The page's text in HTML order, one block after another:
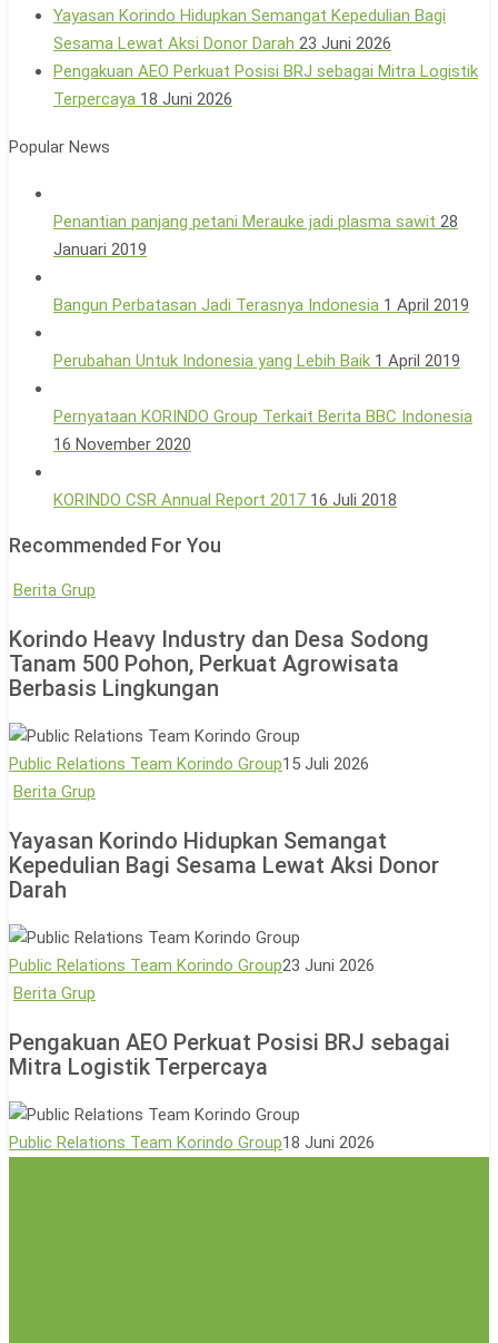
Yayasan Korindo Hidupkan Semangat Kepedulian Bagi
Sesama Lewat Aksi Donor Darah 23 Juni 2026
Pengakuan AEO Perkuat Posisi BRJ sebagai Mitra Logistik
Terpercaya 18 Juni 2026
Popular News
Penantian panjang petani Merauke jadi plasma sawit 28
Januari 2019
Bangun Perbatasan Jadi Terasnya Indonesia 1 April 2019
Perubahan Untuk Indonesia yang Lebih Baik 1 April 2019
Pernyataan KORINDO Group Terkait Berita BBC Indonesia
16 November 2020
KORINDO CSR Annual Report 2017 16 Juli 2018
Recommended For You
Berita Grup
Industry
dan
Desa
Sodong
Tanam
Perkuat
Agrowisata
Korindo Heavy Industry dan Desa Sodong
Tanam 500 Pohon, Perkuat Agrowisata
Berbasis Lingkungan
Public Relations Team Korindo Group15 Juli 2026
Berita Grup
Hidupkan
Semangat
Bagi
Sesama
Donor
Darah
Yayasan Korindo Hidupkan Semangat
Kepedulian Bagi Sesama Lewat Aksi Donor
Darah
Public Relations Team Korindo Group23 Juni 2026
Berita Grup
Perkuat
Posisi
Mitra
Pengakuan AEO Perkuat Posisi BRJ sebagai
Mitra Logistik Terpercaya
Public Relations Team Korindo Group18 Juni 2026